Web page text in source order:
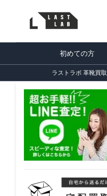
初めての方
ラストラボ 革靴買取